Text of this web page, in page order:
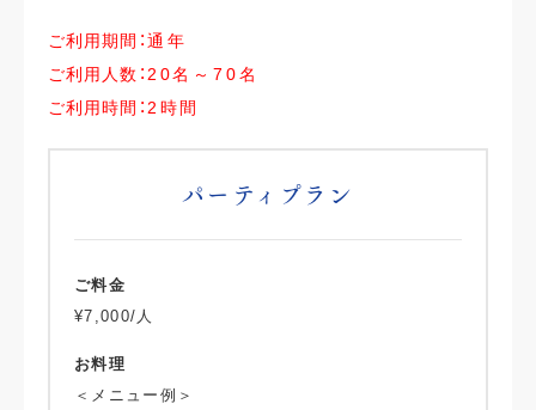
ご利用期間：通年
ご利用人数： 20名～70名
ご利用時間： 2時間
パーティプラン
ご料金
¥7,000/人
お料理
＜メニュー例＞